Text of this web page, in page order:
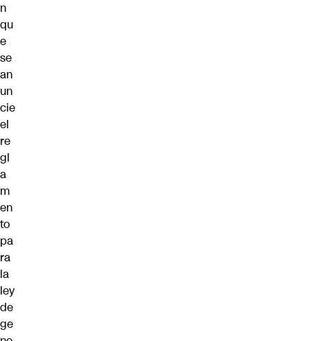
n
qu
e
se
an
un
cie
el
re
gl
a
m
en
to
pa
ra
la
ley
de
ge